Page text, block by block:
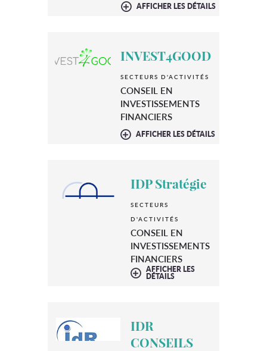
AFFICHER LES DÉTAILS
INVEST4GOOD
SECTEURS D'ACTIVITÉS
CONSEIL EN
INVESTISSEMENTS
FINANCIERS
AFFICHER LES DÉTAILS
IDP Stratégie
SECTEURS
D'ACTIVITÉS
CONSEIL EN
INVESTISSEMENTS
FINANCIERS
AFFICHER LES
DÉTAILS
IDR
CONSEILS